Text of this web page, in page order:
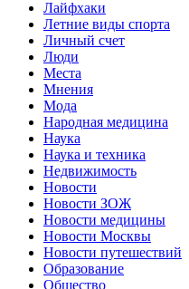
Лайфхаки
Летние виды спорта
Личный счет
Люди
Места
Мнения
Мода
Народная медицина
Наука
Наука и техника
Недвижимость
Новости
Новости ЗОЖ
Новости медицины
Новости Москвы
Новости путешествий
Образование
Общество